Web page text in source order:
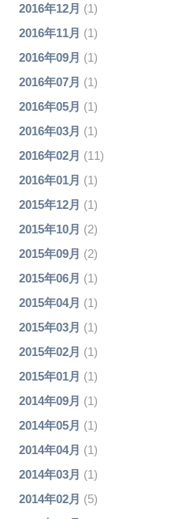
2016年12月 (1)
2016年11月 (1)
2016年09月 (1)
2016年07月 (1)
2016年05月 (1)
2016年03月 (1)
2016年02月 (11)
2016年01月 (1)
2015年12月 (1)
2015年10月 (2)
2015年09月 (2)
2015年06月 (1)
2015年04月 (1)
2015年03月 (1)
2015年02月 (1)
2015年01月 (1)
2014年09月 (1)
2014年05月 (1)
2014年04月 (1)
2014年03月 (1)
2014年02月 (5)